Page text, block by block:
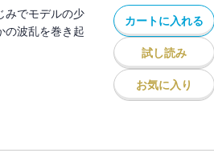
みでモデルの少
の波乱を巻き起
カートに入れる
試し読み
お気に入り